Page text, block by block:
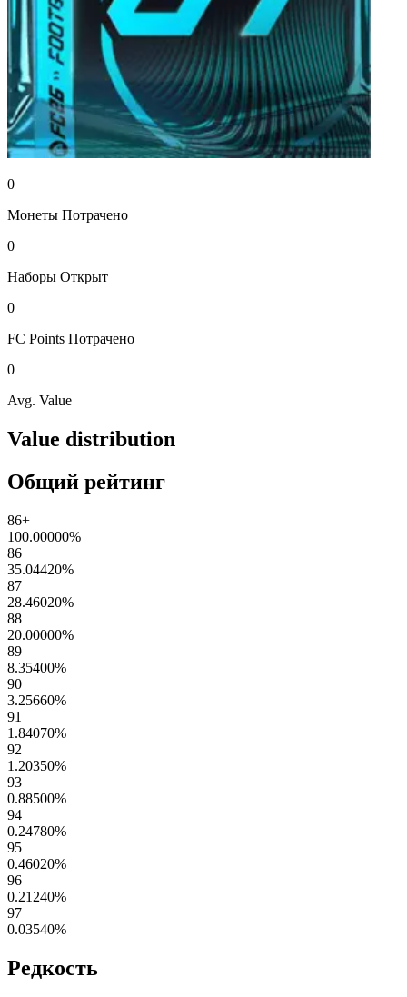
0
Монеты Потрачено
0
Наборы Открыт
0
FC Points Потрачено
0
Avg. Value
Value distribution
Общий рейтинг
86+
100.00000%
86
35.04420%
87
28.46020%
88
20.00000%
89
8.35400%
90
3.25660%
91
1.84070%
92
1.20350%
93
0.88500%
94
0.24780%
95
0.46020%
96
0.21240%
97
0.03540%
Редкость